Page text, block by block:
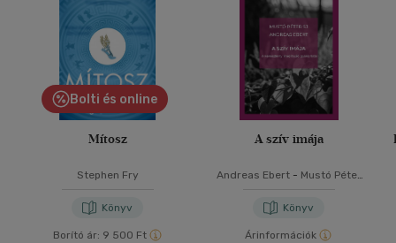
Bolti és online
Mítosz
Stephen Fry
Könyv
Borító ár: 9 500 Ft
A szív imája
Andreas Ebert- Mustó Péter
Könyv
Árinformációk